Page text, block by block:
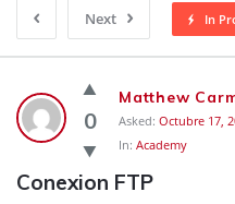
Next In
Rocketbot
Forum
Latest
Questions
0
Matthew
Asked: Octubre 17,
In: Academy
Conexion FTP